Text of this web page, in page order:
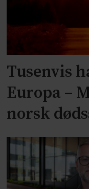
Tusenvis
Europa –
norsk